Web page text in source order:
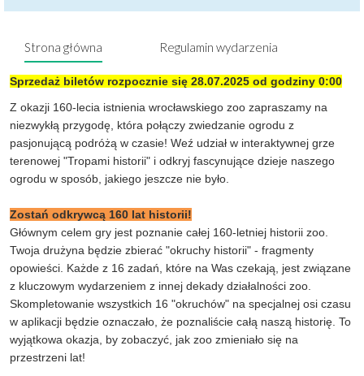
Strona główna Regulamin wydarzenia
Sprzedaż biletów rozpocznie się 28.07.2025 od godziny 0:00
Z okazji 160-lecia istnienia wrocławskiego zoo zapraszamy na
niezwykłą przygodę, która połączy zwiedzanie ogrodu z
pasjonującą podróżą w czasie! Weź udział w interaktywnej grze
terenowej "Tropami historii" i odkryj fascynujące dzieje naszego
ogrodu w sposób, jakiego jeszcze nie było.
Zostań odkrywcą 160 lat historii!
Głównym celem gry jest poznanie całej 160-letniej historii zoo.
Twoja drużyna będzie zbierać "okruchy historii" - fragmenty
opowieści. Każde z 16 zadań, które na Was czekają, jest związane
z kluczowym wydarzeniem z innej dekady działalności zoo.
Skompletowanie wszystkich 16 "okruchów" na specjalnej osi czasu
w aplikacji będzie oznaczało, że poznaliście całą naszą historię. To
wyjątkowa okazja, by zobaczyć, jak zoo zmieniało się na
przestrzeni lat!